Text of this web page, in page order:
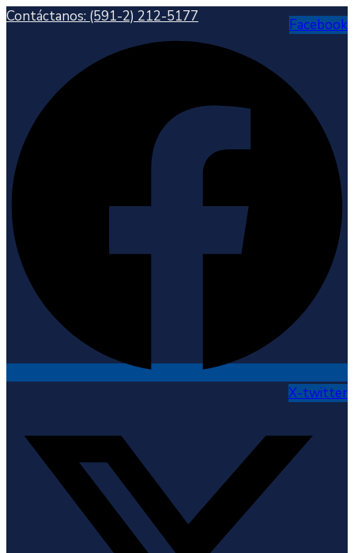
Contáctanos: (591-2) 212-5177 Facebook
X-twitter